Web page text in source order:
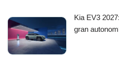
Kia EV3
gran